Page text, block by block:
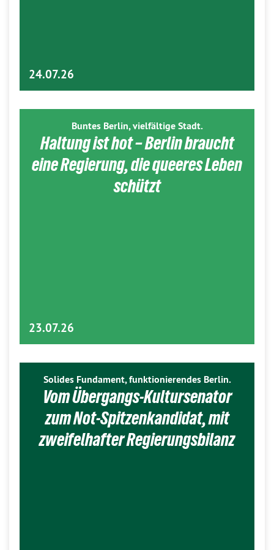
24.07.26
Buntes Berlin, vielfältige Stadt.
Haltung ist hot – Berlin braucht
eine Regierung, die queeres Leben
schützt
23.07.26
Solides Fundament, funktionierendes Berlin.
Vom Übergangs-Kultursenator
zum Not-Spitzenkandidat, mit
zweifelhafter Regierungsbilanz